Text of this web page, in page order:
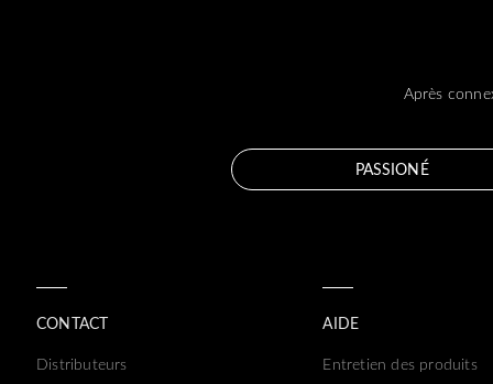
Après
PASSIONÉ
CONTACT
Distributeurs
AIDE
Entretien des produits